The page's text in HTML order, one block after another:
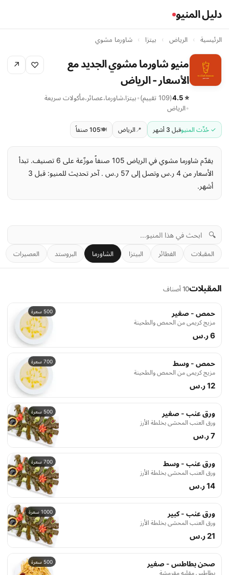
دليل المنيو
الرئيسية › الرياض › بيتزا › شاورما مشوي
منيو شاورما مشوي الجديد مع
الأسعار - الرياض
⭐ 4.5 (109 تقييم) •بيتزا،شاورما،عصائر،مأكولات سريعة
•الرياض
♡
↗
✓ حُدِّث المنيوقبل 3 أشهر 📍 الرياض 🍽️105 صنفاً
يقدّم شاورما مشوي في الرياض 105 صنفاً موزّعة على 6 تصنيف. تبدأ
الأسعار من 4 ر.س وتصل إلى 57 ر.س . آخر تحديث للمنيو: قبل 3
أشهر.
🔍
المقبلات الفطائر البيتزا الشاورما البروستد العصيرات
المقبلات10 أصناف
500 سعرة حمص - صغير
مزيج كريمي من الحمص والطحينة
6 ر.س
700 سعرة حمص - وسط
مزيج كريمي من الحمص والطحينة
12 ر.س
500 سعرة ورق عنب - صغير
ورق العنب المحشي بخلطة الأرز
7 ر.س
700 سعرة ورق عنب - وسط
ورق العنب المحشي بخلطة الأرز
14 ر.س
1000 سعرة ورق عنب - كبير
ورق العنب المحشي بخلطة الأرز
21 ر.س
500 سعرة صحن بطاطس - صغير
بطاطس مقليه مقرمشة